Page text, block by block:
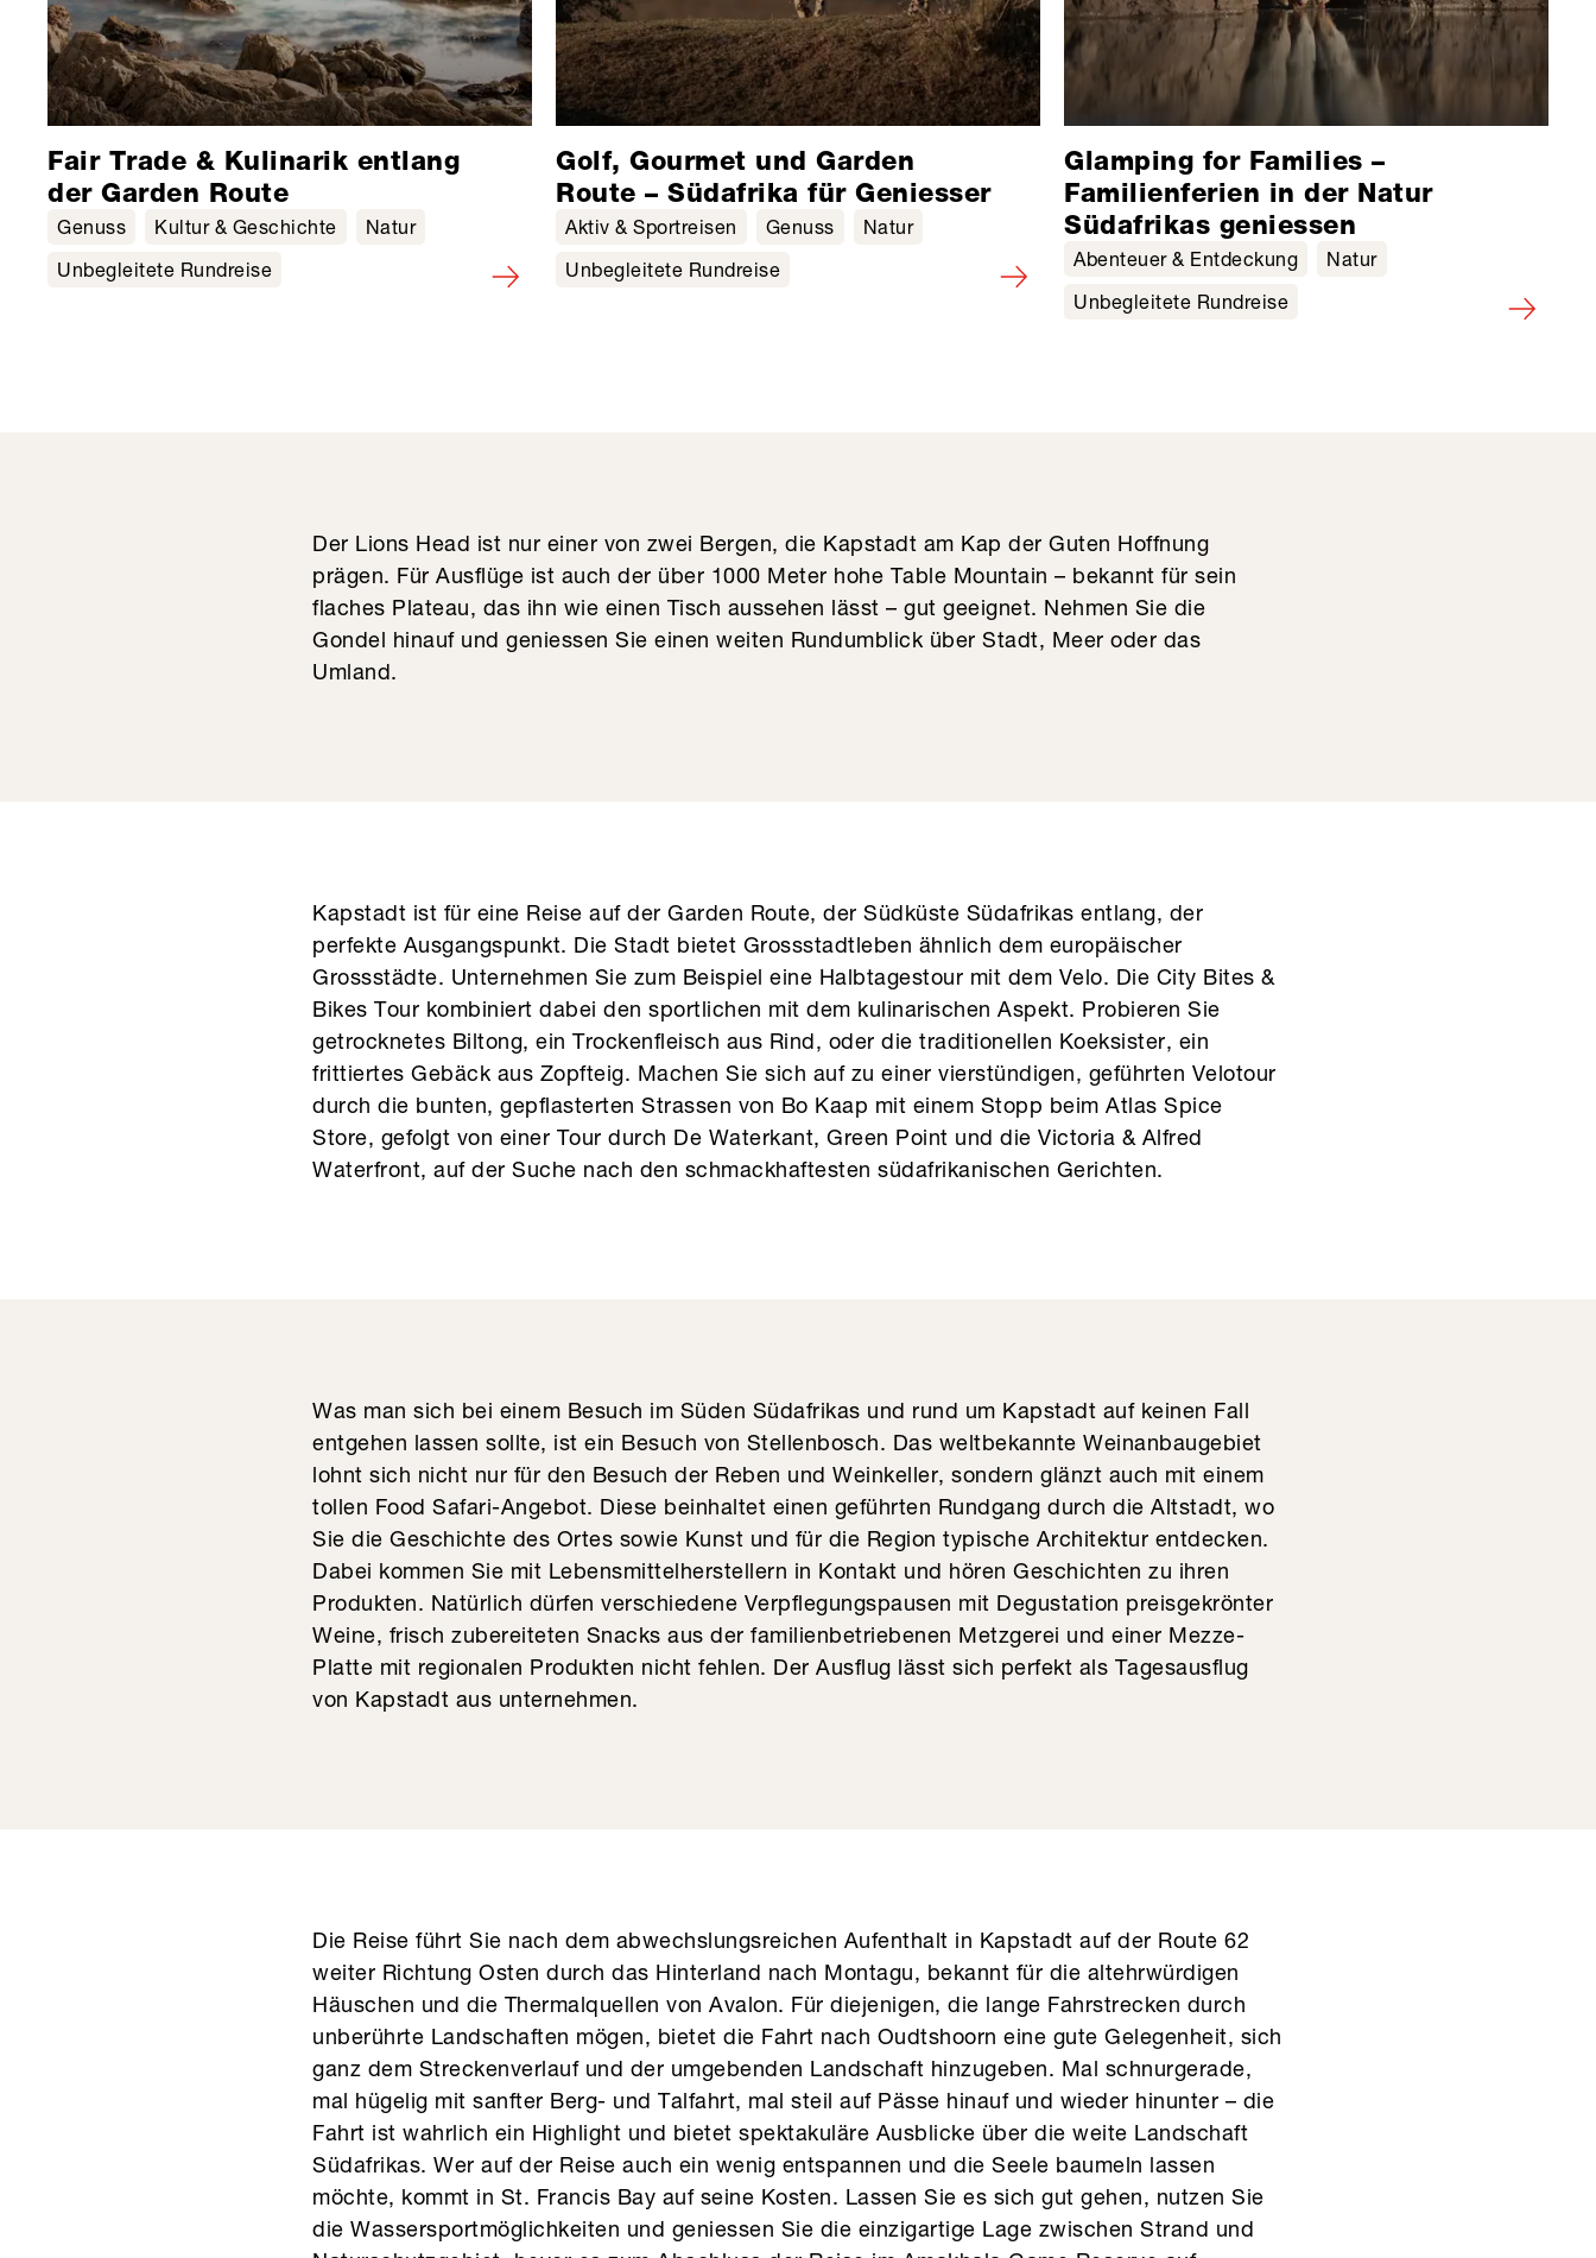
Fair Trade & Kulinarik entlang
der Garden Route
Genuss Kultur & Geschichte
Natur
Unbegleitete Rundreise
Golf, Gourmet und Garden
Route – Südafrika für Geniesser
Aktiv & Sportreisen Genuss
Natur
Unbegleitete Rundreise
Glamping for Families –
Familienferien in der Natur
Südafrikas geniessen
Abenteuer & Entdeckung
Natur
Unbegleitete Rundreise
Der Lions Head ist nur einer von zwei Bergen, die Kapstadt am Kap der Guten Hoffnung
prägen. Für Ausflüge ist auch der über 1000 Meter hohe Table Mountain – bekannt für sein
flaches Plateau, das ihn wie einen Tisch aussehen lässt – gut geeignet. Nehmen Sie die
Gondel hinauf und geniessen Sie einen weiten Rundumblick über Stadt, Meer oder das
Umland.
Kapstadt ist für eine Reise auf der Garden Route, der Südküste Südafrikas entlang, der
perfekte Ausgangspunkt. Die Stadt bietet Grossstadtleben ähnlich dem europäischer
Grossstädte. Unternehmen Sie zum Beispiel eine Halbtagestour mit dem Velo. Die City Bites &
Bikes Tour kombiniert dabei den sportlichen mit dem kulinarischen Aspekt. Probieren Sie
getrocknetes Biltong, ein Trockenfleisch aus Rind, oder die traditionellen Koeksister, ein
frittiertes Gebäck aus Zopfteig. Machen Sie sich auf zu einer vierstündigen, geführten Velotour
durch die bunten, gepflasterten Strassen von Bo Kaap mit einem Stopp beim Atlas Spice
Store, gefolgt von einer Tour durch De Waterkant, Green Point und die Victoria & Alfred
Waterfront, auf der Suche nach den schmackhaftesten südafrikanischen Gerichten.
Was man sich bei einem Besuch im Süden Südafrikas und rund um Kapstadt auf keinen Fall
entgehen lassen sollte, ist ein Besuch von Stellenbosch. Das weltbekannte Weinanbaugebiet
lohnt sich nicht nur für den Besuch der Reben und Weinkeller, sondern glänzt auch mit einem
tollen Food Safari-Angebot. Diese beinhaltet einen geführten Rundgang durch die Altstadt, wo
Sie die Geschichte des Ortes sowie Kunst und für die Region typische Architektur entdecken.
Dabei kommen Sie mit Lebensmittelherstellern in Kontakt und hören Geschichten zu ihren
Produkten. Natürlich dürfen verschiedene Verpflegungspausen mit Degustation preisgekrönter
Weine, frisch zubereiteten Snacks aus der familienbetriebenen Metzgerei und einer Mezze-
Platte mit regionalen Produkten nicht fehlen. Der Ausflug lässt sich perfekt als Tagesausflug
von Kapstadt aus unternehmen.
Die Reise führt Sie nach dem abwechslungsreichen Aufenthalt in Kapstadt auf der Route 62
weiter Richtung Osten durch das Hinterland nach Montagu, bekannt für die altehrwürdigen
Häuschen und die Thermalquellen von Avalon. Für diejenigen, die lange Fahrstrecken durch
unberührte Landschaften mögen, bietet die Fahrt nach Oudtshoorn eine gute Gelegenheit, sich
ganz dem Streckenverlauf und der umgebenden Landschaft hinzugeben. Mal schnurgerade,
mal hügelig mit sanfter Berg- und Talfahrt, mal steil auf Pässe hinauf und wieder hinunter – die
Fahrt ist wahrlich ein Highlight und bietet spektakuläre Ausblicke über die weite Landschaft
Südafrikas. Wer auf der Reise auch ein wenig entspannen und die Seele baumeln lassen
möchte, kommt in St. Francis Bay auf seine Kosten. Lassen Sie es sich gut gehen, nutzen Sie
die Wassersportmöglichkeiten und geniessen Sie die einzigartige Lage zwischen Strand und